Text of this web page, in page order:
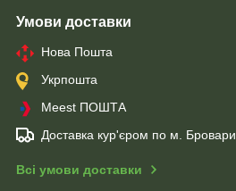
Умови доставки
Нова Пошта
Укрпошта
Meest ПОШТА
Доставка кур'єром по м. Бровари
Всі умови доставки